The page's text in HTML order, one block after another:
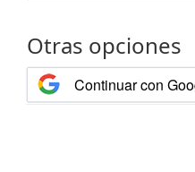
Otras opciones
Continuar con